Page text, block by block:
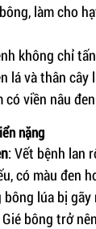
làm cho
không chỉ
lá và thân cây
viền nâu
nặng
: Vết bệnh lan
có màu đen
lúa bị gãy
Gié bông trở